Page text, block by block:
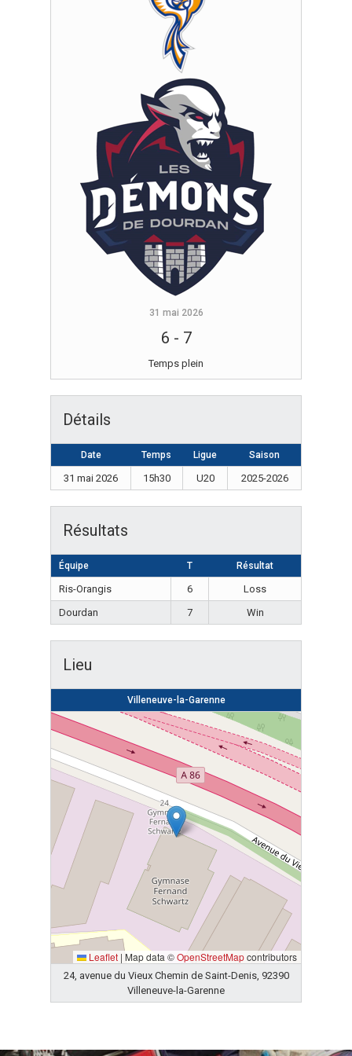
31 mai 2026
6 - 7
Temps plein
Détails
Date Temps Ligue Saison
31 mai 2026 15h30 U20 2025-2026
Résultats
Équipe T Résultat
Ris-Orangis 6
Loss
Dourdan
7 Win
Lieu
Villeneuve-la-Garenne
Leaflet | Map data ©OpenStreetMapcontributors
24, avenue du Vieux Chemin de Saint-Denis, 92390
Villeneuve-la-Garenne